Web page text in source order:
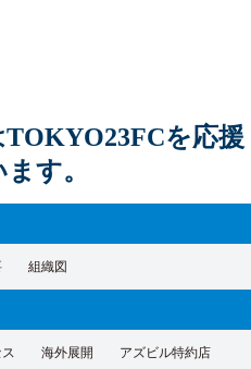
を応援
す。
組織図
海外展開 アズビル特約店